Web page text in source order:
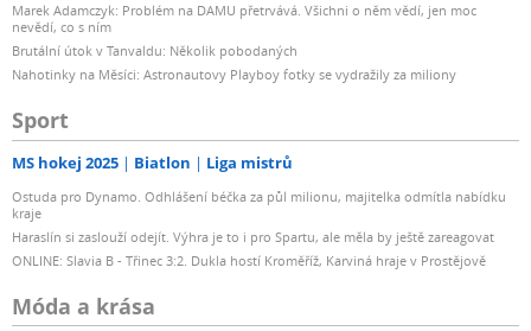
Marek Adamczyk: Problém na DAMU přetrvává. Všichni o něm vědí, jen moc
nevědí, co s ním
Brutální útok v Tanvaldu: Několik pobodaných
Nahotinky na Měsíci: Astronautovy Playboy fotky se vydražily za miliony
Sport
MS hokej 2025 Biatlon Liga mistrů
Ostuda pro Dynamo. Odhlášení béčka za půl milionu, majitelka odmítla nabídku
kraje
Haraslín si zaslouží odejít. Výhra je to i pro Spartu, ale měla by ještě zareagovat
ONLINE: Slavia B - Třinec 3:2. Dukla hostí Kroměříž, Karviná hraje v Prostějově
Móda a krása